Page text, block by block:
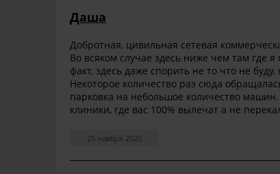
Даша
Добротная, цивильная сетевая
Во всяком случае здесь ниже чем там где
факт, здесь даже спорить не то что не
Некоторое количество раз сюда
парковка на небольшое количество
клиники, где вас 100% вылечат а не
25 ноября 2020